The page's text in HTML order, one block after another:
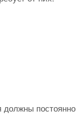
должны постоянно